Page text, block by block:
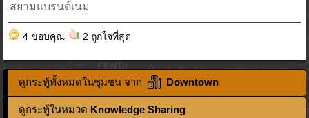
สยามแบรนด์เนม
4 ขอบคุณ 2 ถูกใจที่สุด
ดูกระทู้ทั้งหมดในชุมชน จาก Downtown
ดูกระทู้ในหมวด Knowledge Sharing